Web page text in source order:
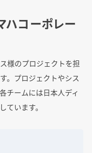
ハコーポレー
様のプロジェクトを担
。プロジェクトやシス
チームには日本人ディ
ています。